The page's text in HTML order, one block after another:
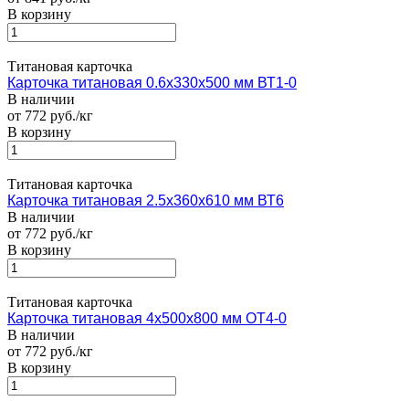
В корзину
Титановая карточка
Карточка титановая 0.6х330х500 мм ВТ1-0
В наличии
от 772 руб./кг
В корзину
Титановая карточка
Карточка титановая 2.5х360х610 мм ВТ6
В наличии
от 772 руб./кг
В корзину
Титановая карточка
Карточка титановая 4х500х800 мм ОТ4-0
В наличии
от 772 руб./кг
В корзину